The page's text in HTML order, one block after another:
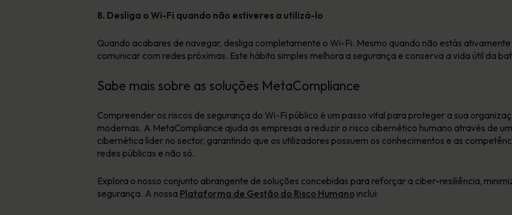
8. Desliga o Wi-Fi quando não estiveres a utilizá-lo
Quando acabares de navegar, desliga completamente o Wi-Fi. Mesmo quando não estás
comunicar com redes próximas. Este hábito simples melhora a segurança e conserva a vida útil da
Sabe mais sobre as soluções MetaCompliance
Compreender os riscos de segurança do Wi-Fi público é um passo vital para proteger a sua
modernas. A MetaCompliance ajuda as empresas a reduzir o risco cibernético humano através de
cibernética líder no sector, garantindo que os utilizadores possuem os conhecimentos e as
redes públicas e não só.
Explora o nosso conjunto abrangente de soluções concebidas para reforçar a ciber-resiliência,
segurança. A nossa Plataforma de Gestão do Risco Humanoinclui: